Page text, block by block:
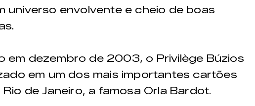
universo envolvente e cheio de boas
em dezembro de 2003, o Privilège Búzios
em um dos mais importantes cartões
de Janeiro, a famosa Orla Bardot.